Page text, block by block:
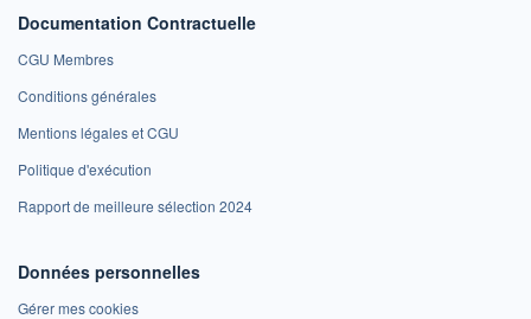
Documentation Contractuelle
CGU Membres
Conditions générales
Mentions légales et CGU
Politique d'exécution
Rapport de meilleure sélection 2024
Données personnelles
Gérer mes cookies